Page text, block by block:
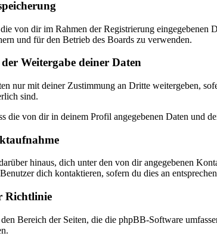
von dir im Rahmen der Registrierung
und für den Betrieb des Boards zu verwenden.
Weitergabe deiner Daten
nur mit deiner Zustimmung an Dritte weitergeben,
sind.
die von dir in deinem Profil angegebenen Daten und
hinaus, dich unter den von dir angegebenen
dich kontaktieren, sofern du dies an
Richtlinie
Bereich der Seiten, die die phpBB-Software